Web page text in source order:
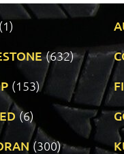
(1)
(632)
(153)
(6)
(300)